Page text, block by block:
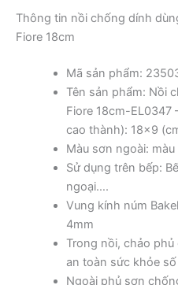
Thông tin nồi chống dính
Fiore 18cm
Mã sản phẩm:
Tên sản phẩm: Nồi
Fiore 18cm-
cao thành): 18×9
Màu sơn ngoài:
Sử dụng trên bếp:
ngoại….
Vung kính núm
4mm
Trong nồi, chảo
an toàn sức khỏe
Ngoài phủ sơn